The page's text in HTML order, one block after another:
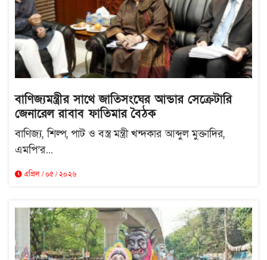
বাণিজ্যমন্ত্রীর সাথে জাতিসংঘের আন্ডার সেক্রেটারি
জেনারেল রাবাব ফাতিমার বৈঠক
বাণিজ্য, শিল্প, পাট ও বস্ত্র মন্ত্রী খন্দকার আব্দুল মুক্তাদির,
এমপি’র...
এপ্রিল / ০৫ / ২০২৬